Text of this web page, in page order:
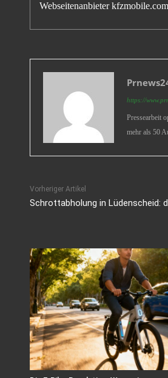
Webseitenanbieter
https://
Pressearbeit
mehr als 50
Vorheriger Artikel
Schrottabholung in Lüdenscheid: